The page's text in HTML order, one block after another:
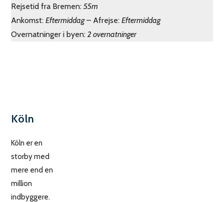
Rejsetid fra Bremen:55m
Ankomst:Eftermiddag– Afrejse:Eftermiddag
Overnatninger i byen:2 overnatninger
Köln
Köln er en
storby med
mere end en
million
indbyggere.